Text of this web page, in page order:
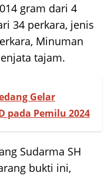
gram dari 4
34 perkara, jenis
Minuman
tajam.
Gelar
pada Pemilu 2024
Sudarma SH
bukti ini,